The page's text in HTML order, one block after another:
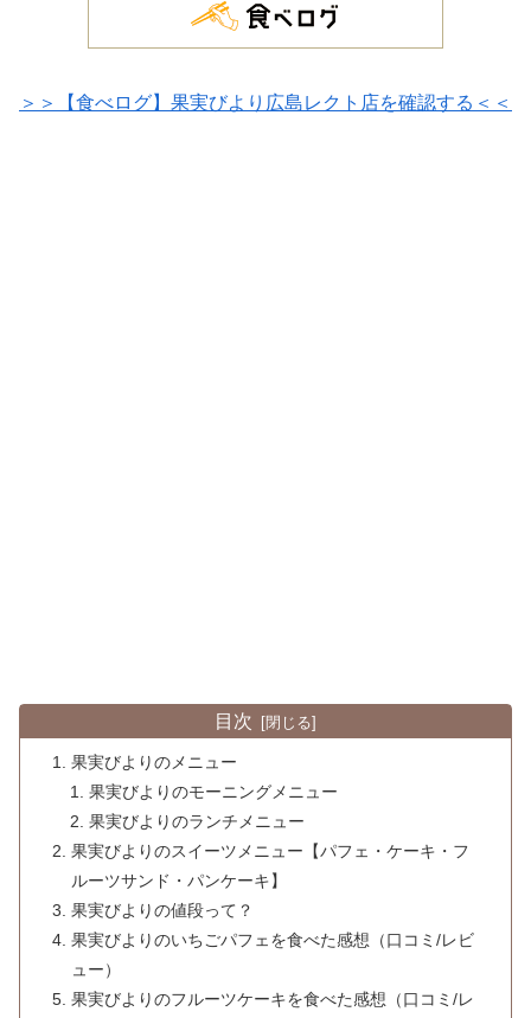
＞＞【食べログ】果実びより広島レクト店を確認する＜＜
目次
果実びよりのメニュー
果実びよりのモーニングメニュー
果実びよりのランチメニュー
果実びよりのスイーツメニュー【パフェ・ケーキ・フ
ルーツサンド・パンケーキ】
果実びよりの値段って？
果実びよりのいちごパフェを食べた感想（口コミ/レビ
ュー）
果実びよりのフルーツケーキを食べた感想（口コミ/レ